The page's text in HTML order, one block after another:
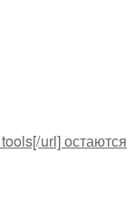
url] остаются